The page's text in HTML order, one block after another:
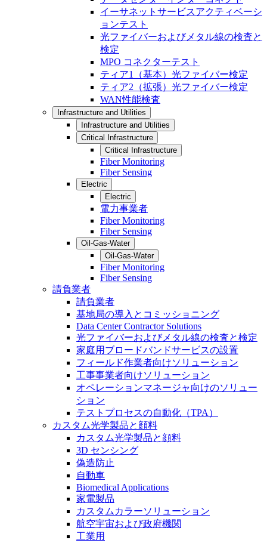
イーサネットサービスアクティベーシ
ョンテスト
光ファイバーおよびメタル線の検査と
検定
MPO コネクターテスト
ティア1（基本）光ファイバー検定
ティア2（拡張）光ファイバー検定
WAN性能検査
Infrastructure and Utilities
Infrastructure and Utilities
Critical Infrastructure
Critical Infrastructure
Fiber Monitoring
Fiber Sensing
Electric
Electric
電力事業者
Fiber Monitoring
Fiber Sensing
Oil-Gas-Water
Oil-Gas-Water
Fiber Monitoring
Fiber Sensing
請負業者
請負業者
基地局の導入とコミッショニング
Data Center Contractor Solutions
光ファイバーおよびメタル線の検査と検定
家庭用ブロードバンドサービスの設置
フィールド作業者向けソリューション
工事事業者向けソリューション
オペレーションマネージャ向けのソリュー
ション
テストプロセスの自動化（TPA）
カスタム光学製品と顔料
カスタム光学製品と顔料
3D センシング
偽造防止
自動車
Biomedical Applications
家電製品
カスタムカラーソリューション
航空宇宙および政府機関
工業用